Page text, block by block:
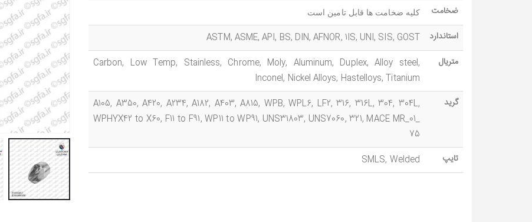
ضخامت کلیه ضخامت ها قابل تامین است
استاندارد
ASTM, ASME, API, BS, DIN, AFNOR, 1IS, UNI, SIS, GOST
متریال
Carbon, Low Temp, Stainless, Chrome, Moly, Aluminum, Duplex, Alloy steel,
Inconel, Nickel Alloys, Hastelloys, Titanium
گرید
A105, A350, A420, A234, A182, A403, A815, WPB, WPL6, LF2, 316, 316L, 304, 304L,
WPHYX42 to X60, F11 to F91, WP11 to WP91, UNS31803, UNS7060, 321, MACE MR_01_
75
تایپ
SMLS, Welded